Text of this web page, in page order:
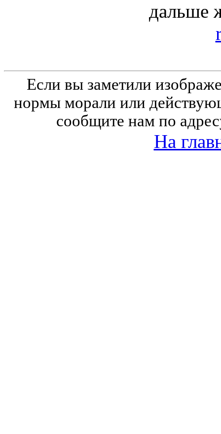
дальше
Если вы заметили
нормы морали или
сообщите нам по
На